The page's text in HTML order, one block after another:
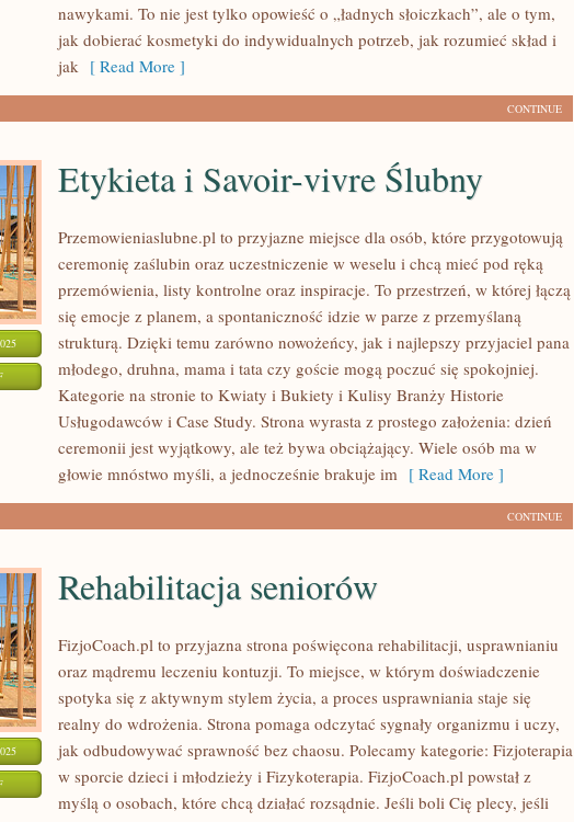
nawykami. To nie jest tylko opowieść o „ładnych słoiczkach”, ale o tym,
jak dobierać kosmetyki do indywidualnych potrzeb, jak rozumieć skład i
jak [ Read More ]
CONTINUE
ON
Etykieta i Savoir-vivre Ślubny
Przemowieniaslubne.pl to przyjazne miejsce dla osób, które przygotowują
ceremonię zaślubin oraz uczestniczenie w weselu i chcą mieć pod ręką
przemówienia, listy kontrolne oraz inspiracje. To przestrzeń, w której łączą
się emocje z planem, a spontaniczność idzie w parze z przemyślaną
strukturą. Dzięki temu zarówno nowożeńcy, jak i najlepszy przyjaciel pana
młodego, druhna, mama i tata czy goście mogą poczuć się spokojniej.
Kategorie na stronie to Kwiaty i Bukiety i Kulisy Branży Historie
Usługodawców i Case Study. Strona wyrasta z prostego założenia: dzień
ceremonii jest wyjątkowy, ale też bywa obciążający. Wiele osób ma w
głowie mnóstwo myśli, a jednocześnie brakuje im [ Read More ]
CONTINUE
ON
REHABILITACJA
Rehabilitacja seniorów
FizjoCoach.pl to przyjazna strona poświęcona rehabilitacji, usprawnianiu
oraz mądremu leczeniu kontuzji. To miejsce, w którym doświadczenie
spotyka się z aktywnym stylem życia, a proces usprawniania staje się
realny do wdrożenia. Strona pomaga odczytać sygnały organizmu i uczy,
jak odbudowywać sprawność bez chaosu. Polecamy kategorie: Fizjoterapia
w sporcie dzieci i młodzieży i Fizykoterapia. FizjoCoach.pl powstał z
myślą o osobach, które chcą działać rozsądnie. Jeśli boli Cię plecy, jeśli